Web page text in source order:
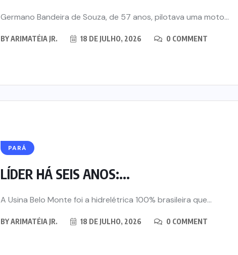
Germano Bandeira de Souza, de 57 anos, pilotava uma moto...
BYARIMATÉIA JR. 18 DE JULHO, 2026 0 COMMENT
PARÁ
LÍDER HÁ SEIS ANOS:...
A Usina Belo Monte foi a hidrelétrica 100% brasileira que...
BYARIMATÉIA JR. 18 DE JULHO, 2026 0 COMMENT